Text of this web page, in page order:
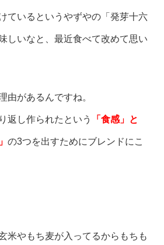
ているというやずやの「発芽十六
しいなと、最近食べて改めて思い
由があるんですね。
返し作られたという 「食感」と
の3つを出すためにブレンドにこ
米やもち麦が入ってるからもちも